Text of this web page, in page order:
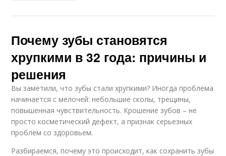
Почему зубы становятся
хрупкими в 32 года: причины и
решения
Вы заметили, что зубы стали хрупкими? Иногда проблема
начинается с мелочей: небольшие сколы, трещины,
повышенная чувствительность. Крошение зубов – не
просто косметический дефект, а признак серьезных
проблем со здоровьем.
Разбираемся, почему это происходит, как сохранить зубы